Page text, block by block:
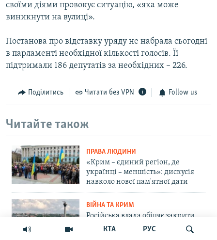
КТА РУС
своїми діями провокує ситуацію, «яка може
виникнути на вулиці».
Постанова про відставку уряду не набрала сьогодні
в парламенті необхідної кількості голосів. Її
підтримали 186 депутатів за необхідних – 226.
Поділитись Читати без VPN Follow us
Читайте також
ПРАВА ЛЮДИНИ
«Крим – єдиний регіон, де
українці – меншість»: дискусія
навколо нової пам'ятної дати
ВІЙНА ТА КРИМ
Російська влада обіцяє закрити
морський шлях українським
БпЛА до Севастополя. Чи реально